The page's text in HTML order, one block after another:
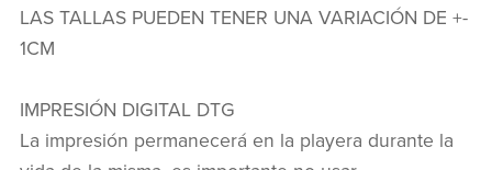
LAS TALLAS PUEDEN TENER UNA VARIACIÓN DE +-
1CM
IMPRESIÓN DIGITAL DTG
La impresión permanecerá en la playera durante la